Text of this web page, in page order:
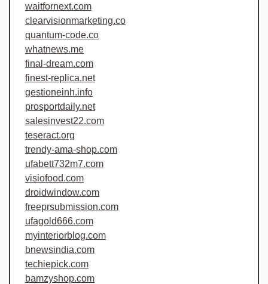
waitfornext.com
clearvisionmarketing.co
quantum-code.co
whatnews.me
final-dream.com
finest-replica.net
gestioneinh.info
prosportdaily.net
salesinvest22.com
teseract.org
trendy-ama-shop.com
ufabett732m7.com
visiofood.com
droidwindow.com
freeprsubmission.com
ufagold666.com
myinteriorblog.com
bnewsindia.com
techiepick.com
bamzyshop.com